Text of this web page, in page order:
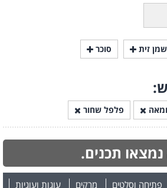
שמן זית סוכר
פלפל שחור
תכנים.
פתיחה וסלטים מרקים עוגות ועוגיות